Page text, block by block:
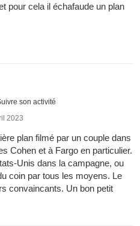
pour cela il échafaude un plan
son activité
2023
plan filmé par un couple dans
Cohen et à Fargo en particulier.
Unis dans la campagne, ou
coin par tous les moyens. Le
convaincants. Un bon petit